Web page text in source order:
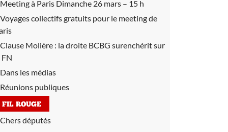
Meeting à Paris Dimanche 26 mars – 15 h
Voyages collectifs gratuits pour le meeting de
Clause Molière : la droite BCBG surenchérit sur
FN
Dans les médias
Réunions publiques
FIL ROUGE
Chers députés